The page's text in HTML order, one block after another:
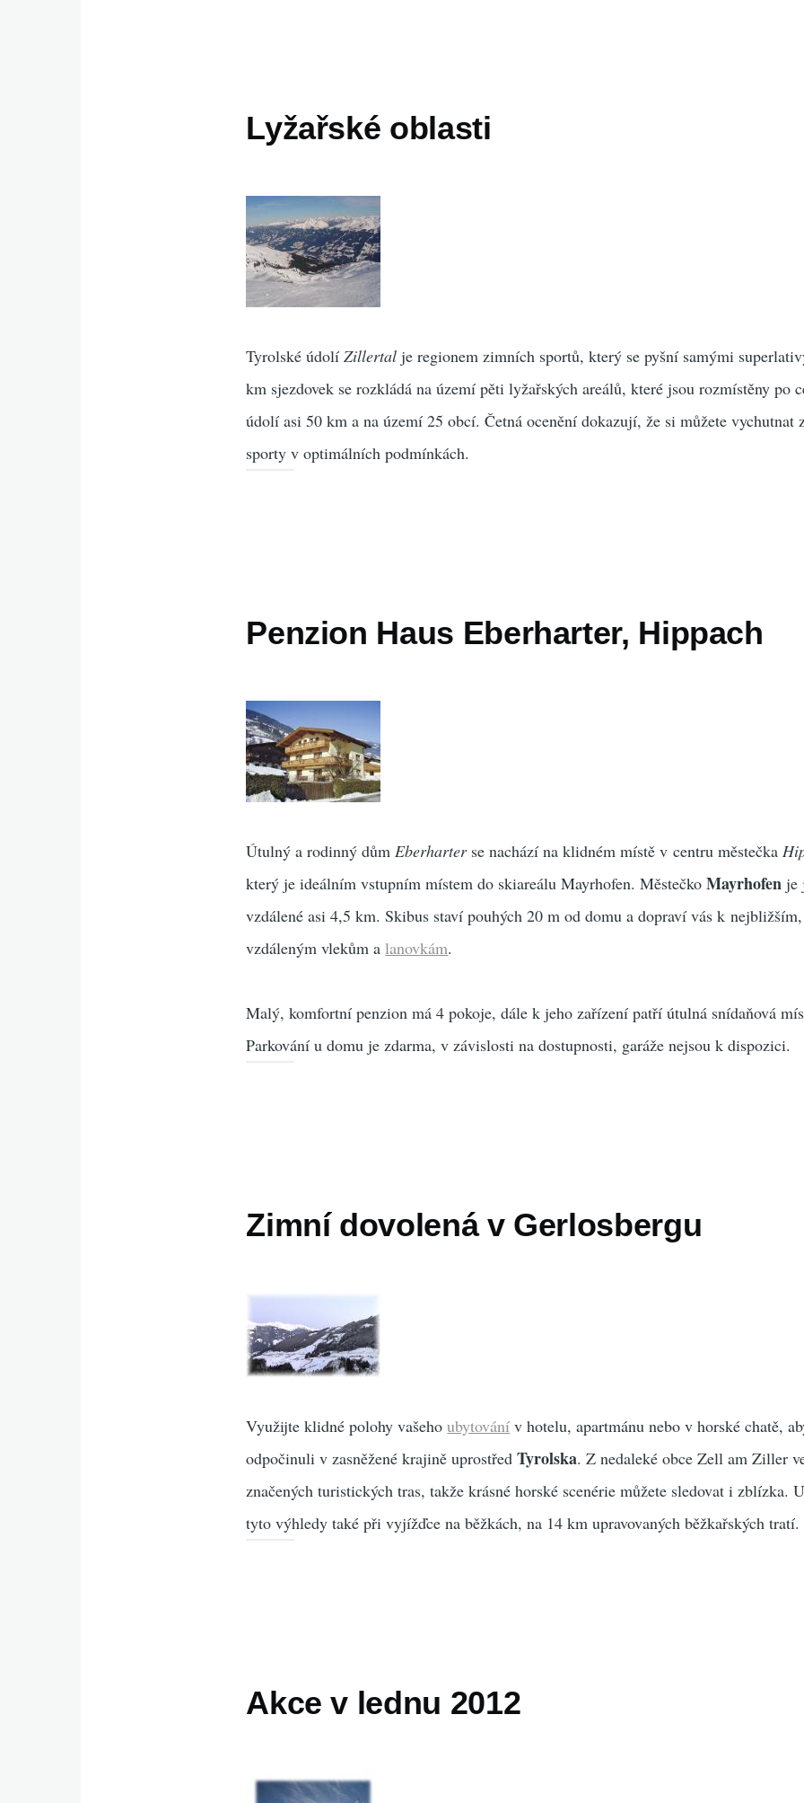
Lyžařské oblasti
Tyrolské údolíZillertal je regionem zimních sportů, který se pyšní samými
km sjezdovek se rozkládá na území pěti lyžařských areálů, které jsou rozmístěny po
údolí asi 50 km a na území 25 obcí. Četná ocenění dokazují, že si můžete vychutnat
sporty v optimálních podmínkách.
Penzion Haus Eberharter, Hippach
Útulný a rodinný důmEberharterse nachází na klidném místě v centru městečka
který je ideálním vstupním místem do skiareálu Mayrhofen. MěstečkoMayrhofen je
vzdálené asi 4,5 km. Skibus staví pouhých 20 m od domu a dopraví vás k
vzdáleným vlekům alanovkám.
Malý, komfortní penzion má 4 pokoje, dále k jeho zařízení patří útulná snídaňová
Parkování u domu je zdarma, v závislosti na dostupnosti, garáže nejsou k dispozici.
Zimní dovolená v Gerlosbergu
Využijte klidné polohy vašehoubytování v hotelu, apartmánu nebo v horské chatě,
odpočinuli v zasněžené krajině uprostředTyrolska. Z nedaleké obce Zell am Ziller
značených turistických tras, takže krásné horské scenérie můžete sledovat i zblízka.
tyto výhledy také při vyjížďce na běžkách, na 14 km upravovaných běžkařských tratí.
Akce v lednu 2012